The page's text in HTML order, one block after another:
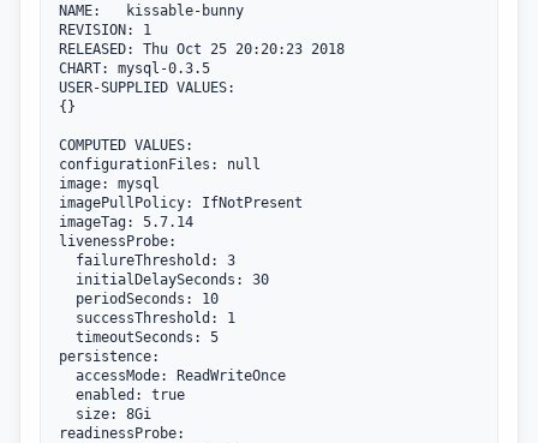
NAME:   kissable-bunny
REVISION: 1
RELEASED: Thu Oct 25 20:20:23 2018
CHART: mysql-0.3.5
USER-SUPPLIED VALUES:
{}
COMPUTED VALUES:
configurationFiles: null
image: mysql
imagePullPolicy: IfNotPresent
imageTag: 5.7.14
livenessProbe:
persistence:
readinessProbe: